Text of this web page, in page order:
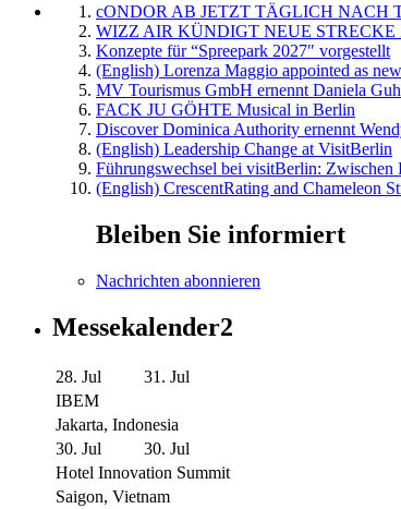
cONDOR AB JETZT TÄGLICH NACH
WIZZ AIR KÜNDIGT NEUE
Konzepte für “Spreepark 2027″ vorgestellt
(English) Lorenza Maggio appointed as
MV Tourismus GmbH ernennt Daniela
FACK JU GÖHTE Musical in Berlin
Discover Dominica Authority ernennt
(English) Leadership Change at VisitBerlin
Führungswechsel bei visitBerlin:
(English) CrescentRating and Chameleon
Bleiben Sie informiert
Nachrichten abonnieren
Messekalender2
28. Jul
31. Jul
IBEM
Jakarta, Indonesia
30. Jul
30. Jul
Hotel Innovation Summit
Saigon, Vietnam